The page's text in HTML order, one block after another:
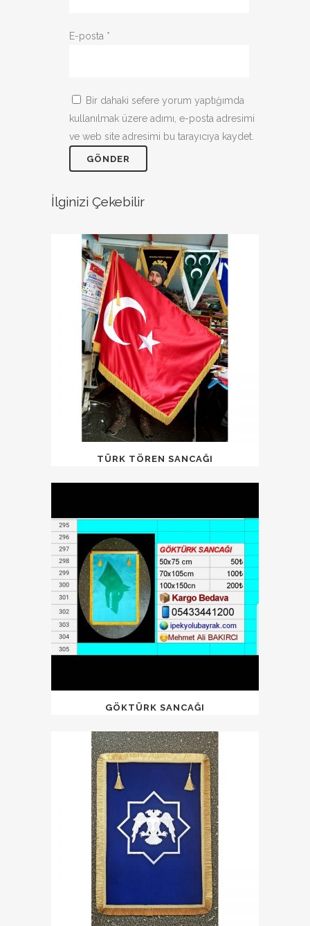
E-posta *
Bir dahaki sefere yorum yaptığımda
kullanılmak üzere adımı, e-posta adresimi
ve web site adresimi bu tarayıcıya kaydet.
İlginizi Çekebilir
TÜRK TÖREN SANCAĞI
GÖKTÜRK SANCAĞI